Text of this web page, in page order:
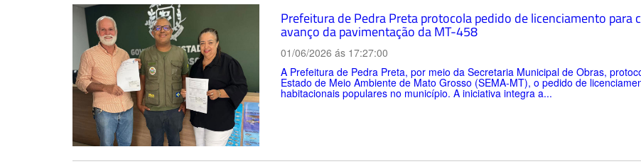
Prefeitura de Pedra Preta protocola pedido de licenciamento para
avanço da pavimentação da MT-458
01/06/2026 ás 17:27:00
A Prefeitura de Pedra Preta, por meio da Secretaria Municipal de Obras,
Estado de Meio Ambiente de Mato Grosso (SEMA-MT), o pedido de
habitacionais populares no município. A iniciativa integra a...